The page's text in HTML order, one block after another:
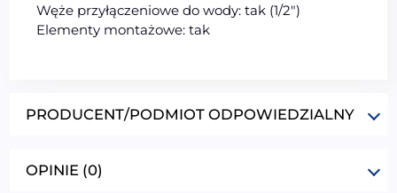
Węże przyłączeniowe do wody: tak (1/2″)
Elementy montażowe: tak
PRODUCENT/PODMIOT ODPOWIEDZIALNY
OPINIE (0)